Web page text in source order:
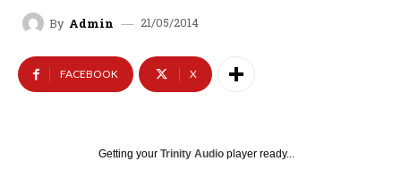
By Admin 21/05/2014
FACEBOOK X
Getting your Trinity Audio player ready...